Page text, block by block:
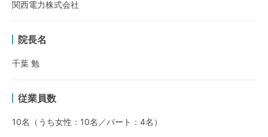
関西電力株式会社
院長名
千葉 勉
従業員数
10名（うち女性：10名／パート：4名）